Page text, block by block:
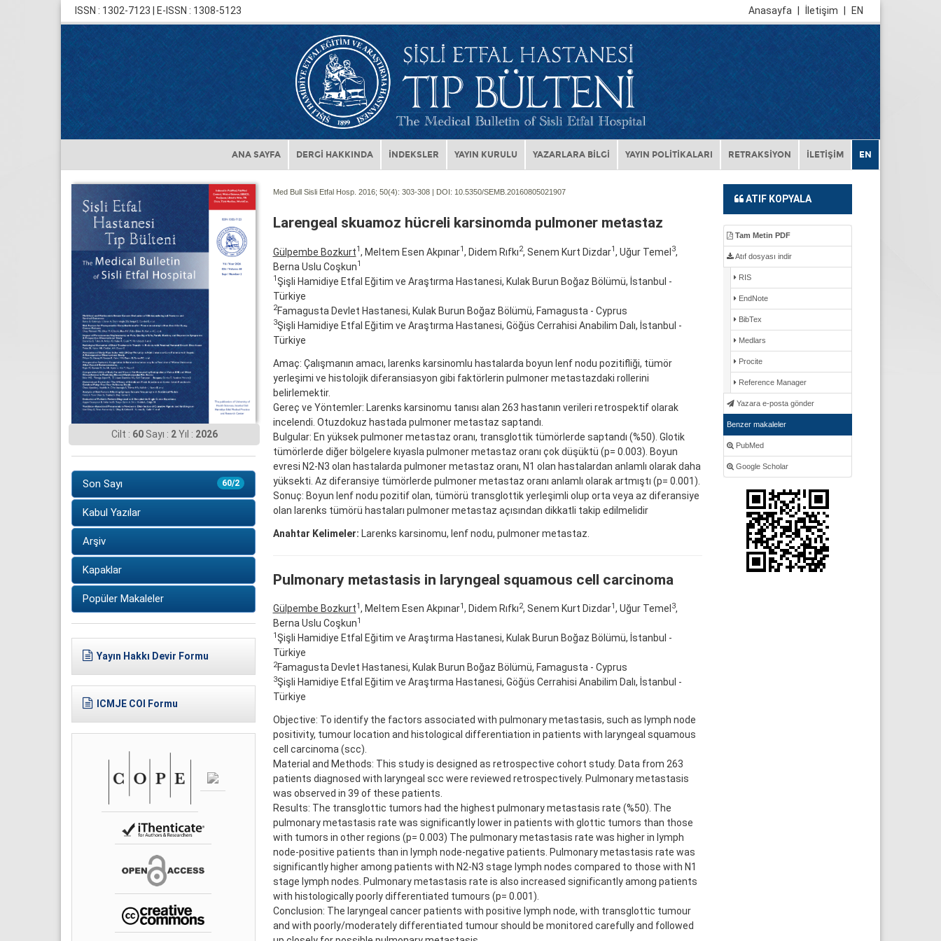
ISSN : 1302-7123 | E-ISSN : 1308-5123 EN
İletişim
Anasayfa
ANA SAYFA DERGİ HAKKINDA İNDEKSLER YAYIN KURULU YAZARLARA BİLGİ YAYIN POLİTİKALARI RETRAKSİYON İLETİŞİM EN
Cilt : 60Sayı : 2Yıl : 2026
60/2
Son Sayı
Kabul Yazılar
Arşiv
Kapaklar
Popüler Makaleler
Yayın Hakkı Devir Formu
ICMJE COI Formu
Med Bull Sisli Etfal Hosp. 2016; 50(4): 303-308 | DOI: 10.5350/SEMB.20160805021907
Larengeal skuamoz hücreli karsinomda pulmoner metastaz
Gülpembe Bozkurt1 , Meltem Esen Akpınar1 , Didem Rıfkı2, Senem Kurt Dizdar1 , Uğur Temel3,
Berna Uslu Coşkun1
1 Şişli Hamidiye Etfal Eğitim ve Araştırma Hastanesi, Kulak Burun Boğaz Bölümü, İstanbul -
Türkiye
2Famagusta Devlet Hastanesi, Kulak Burun Boğaz Bölümü, Famagusta - Cyprus
3Şişli Hamidiye Etfal Eğitim ve Araştırma Hastanesi, Göğüs Cerrahisi Anabilim Dalı, İstanbul -
Türkiye
Amaç: Çalışmanın amacı, larenks karsinomlu hastalarda boyun lenf nodu pozitifliği, tümör
yerleşimi ve histolojik diferansiasyon gibi faktörlerin pulmoner metastazdaki rollerini
belirlemektir.
Gereç ve Yöntemler: Larenks karsinomu tanısı alan 263 hastanın verileri retrospektif olarak
incelendi. Otuzdokuz hastada pulmoner metastaz saptandı.
Bulgular: En yüksek pulmoner metastaz oranı, transglottik tümörlerde saptandı (%50). Glotik
tümörlerde diğer bölgelere kıyasla pulmoner metastaz oranı çok düşüktü (p= 0.003). Boyun
evresi N2-N3 olan hastalarda pulmoner metastaz oranı, N1 olan hastalardan anlamlı olarak daha
yüksekti. Az diferansiye tümörlerde pulmoner metastaz oranı anlamlı olarak artmıştı (p= 0.001).
Sonuç: Boyun lenf nodu pozitif olan, tümörü transglottik yerleşimli olup orta veya az diferansiye
olan larenks tümörü hastaları pulmoner metastaz açısından dikkatli takip edilmelidir
Anahtar Kelimeler: Larenks karsinomu, lenf nodu, pulmoner metastaz.
Pulmonary metastasis in laryngeal squamous cell carcinoma
Gülpembe Bozkurt1, Meltem Esen Akpınar1, Didem Rıfkı2, Senem Kurt Dizdar1, Uğur Temel 3,
Berna Uslu Coşkun1
1Şişli Hamidiye Etfal Eğitim ve Araştırma Hastanesi, Kulak Burun Boğaz Bölümü, İstanbul -
Türkiye
2Famagusta Devlet Hastanesi, Kulak Burun Boğaz Bölümü, Famagusta - Cyprus
3Şişli Hamidiye Etfal Eğitim ve Araştırma Hastanesi, Göğüs Cerrahisi Anabilim Dalı, İstanbul -
Türkiye
Objective: To identify the factors associated with pulmonary metastasis, such as lymph node
positivity, tumour location and histological differentiation in patients with laryngeal squamous
cell carcinoma (scc).
Material and Methods: This study is designed as retrospective cohort study. Data from 263
patients diagnosed with laryngeal scc were reviewed retrospectively. Pulmonary metastasis
was observed in 39 of these patients.
Results: The transglottic tumors had the highest pulmonary metastasis rate (%50). The
pulmonary metastasis rate was significantly lower in patients with glottic tumors than those
with tumors in other regions (p= 0.003) The pulmonary metastasis rate was higher in lymph
node-positive patients than in lymph node-negative patients. Pulmonary metastasis rate was
significantly higher among patients with N2-N3 stage lymph nodes compared to those with N1
stage lymph nodes. Pulmonary metastasis rate is also increased significantly among patients
with histologically poorly differentiated tumours (p= 0.001).
Conclusion: The laryngeal cancer patients with positive lymph node, with transglottic tumour
and with poorly/moderately differentiated tumour should be monitored carefully and followed
ATIF KOPYALA
Tam Metin PDF
Atıf dosyası indir
RIS
EndNote
BibTex
Medlars
Procite
Reference Manager
Yazara e-posta gönder
Benzer makaleler
PubMed
Google Scholar